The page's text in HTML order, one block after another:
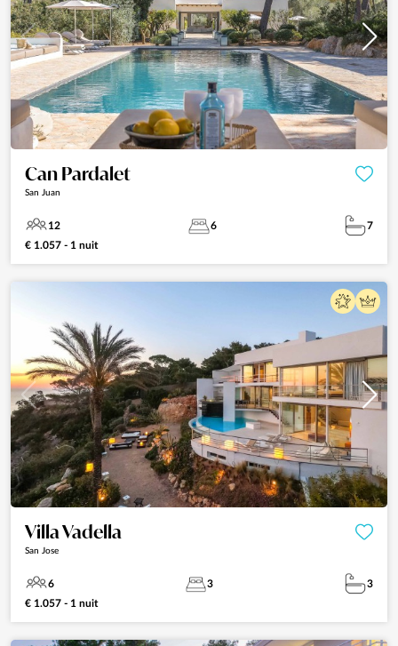
Can Pardalet
San Juan
12 6
7
€ 1.057 - 1 nuit
Villa Vadella
San Jose
6 3
3
€ 1.057 - 1 nuit